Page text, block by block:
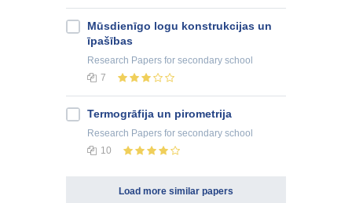
Mūsdienīgo logu konstrukcijas un
īpašības
Research Papers for secondary school
7
Termogrāfija un pirometrija
Research Papers for secondary school
10
Load more similar papers